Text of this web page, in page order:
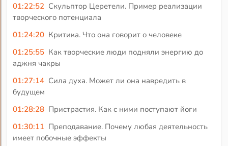
01:22:52 Скульптор Церетели. Пример реализации
творческого потенциала
01:24:20 Критика. Что она говорит о человеке
01:25:55 Как творческие люди подняли энергию до
аджня чакры
01:27:14 Сила духа. Может ли она навредить в
будущем
01:28:28 Пристрастия. Как с ними поступают йоги
01:30:11 Преподавание. Почему любая деятельность
имеет побочные эффекты